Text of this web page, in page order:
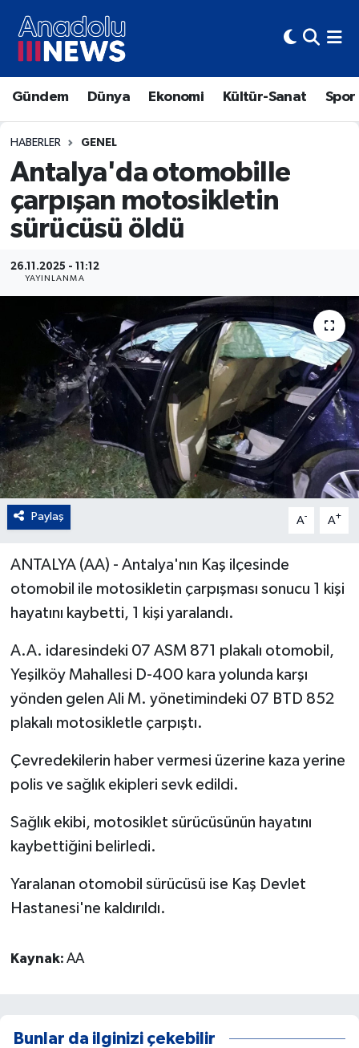
Gündem Dünya Ekonomi Kültür-Sanat Spor
HABERLER GENEL
Antalya'da otomobille
çarpışan motosikletin
sürücüsü öldü
26.11.2025 - 11:12
YAYINLANMA
Paylaş A- A+
ANTALYA (AA) - Antalya'nın Kaş ilçesinde
otomobil ile motosikletin çarpışması sonucu 1 kişi
hayatını kaybetti, 1 kişi yaralandı.
A.A. idaresindeki 07 ASM 871 plakalı otomobil,
Yeşilköy Mahallesi D-400 kara yolunda karşı
yönden gelen Ali M. yönetimindeki 07 BTD 852
plakalı motosikletle çarpıştı.
Çevredekilerin haber vermesi üzerine kaza yerine
polis ve sağlık ekipleri sevk edildi.
Sağlık ekibi, motosiklet sürücüsünün hayatını
kaybettiğini belirledi.
Yaralanan otomobil sürücüsü ise Kaş Devlet
Hastanesi'ne kaldırıldı.
Kaynak: AA
Bunlar da ilginizi çekebilir
Hava Durumu
Trafik Durumu
Süper Lig Puan Durumu ve Fikstür
Tüm Manşetler
Son Dakika Haberleri
Haber Arşivi